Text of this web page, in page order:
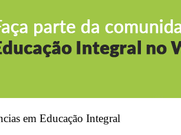
em Educação Integral